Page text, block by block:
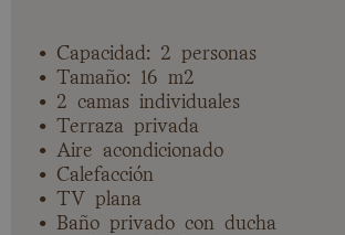
• Capacidad: 2 personas
• Tamaño: 16 m2
• 2 camas individuales
• Terraza privada
• Aire acondicionado
• Calefacción
• TV plana
• Baño privado con ducha